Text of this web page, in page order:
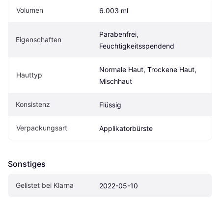
Volumen 6.003 ml
Eigen­schaften
Parabenfrei,
Feuchtigkeitsspendend
Hauttyp
Normale Haut, Trockene Haut,
Mischhaut
Konsistenz Flüssig
Verpackungsart Applikatorbürste
Sonstiges
Gelistet bei Klarna 2022-05-10